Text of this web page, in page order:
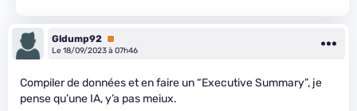
Gldump92 Premium
Le 18/09/2023 à 07h46
Compiler de données et en faire un “Executive Summary”, je
pense qu’une IA, y’a pas meiux.